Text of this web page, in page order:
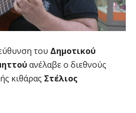
του Δημοτικού
ανέλαβε ο διεθνούς
κιθάρας Στέλιος